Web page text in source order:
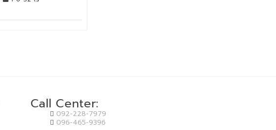
Call Center:
092-228-7979
096-465-9396